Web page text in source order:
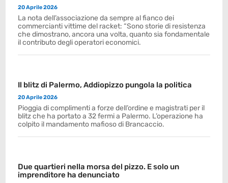
20 Aprile 2026
La nota dell’associazione da sempre al fianco dei
commercianti vittime del racket: “Sono storie di resistenza
che dimostrano, ancora una volta, quanto sia fondamentale
il contributo degli operatori economici.
Il blitz di Palermo, Addiopizzo pungola la politica
20 Aprile 2026
Pioggia di complimenti a forze dell’ordine e magistrati per il
blitz che ha portato a 32 fermi a Palermo. L’operazione ha
colpito il mandamento mafioso di Brancaccio.
Due quartieri nella morsa del pizzo. E solo un
imprenditore ha denunciato